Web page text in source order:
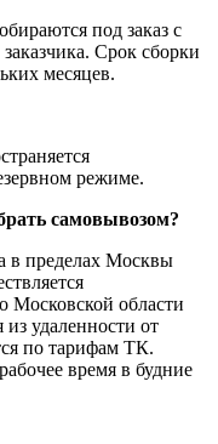
под заказ с
Срок сборки
месяцев.
режиме.
самовывозом?
в пределах Москвы
области
из удаленности от
по тарифам ТК.
время в будние